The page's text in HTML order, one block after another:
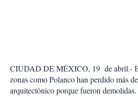
CIUDAD DE MÉXICO, 19 de abril.-
zonas como Polanco han perdido más
arquitectónico porque fueron demolidas.